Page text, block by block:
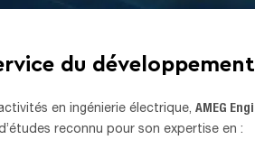
du
en ingénierie électrique,AMEG
d’études reconnu pour son expertise en :